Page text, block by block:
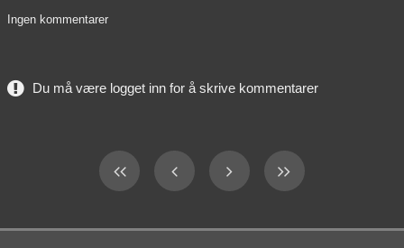
Ingen kommentarer
Du må være logget inn for å skrive kommentarer